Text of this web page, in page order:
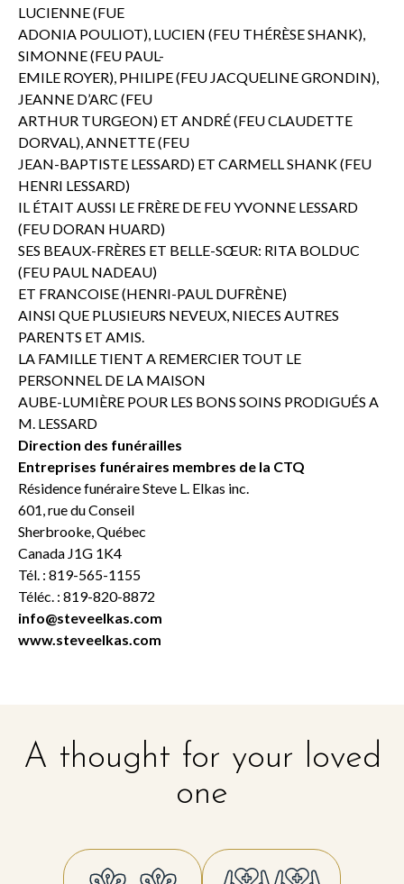
LUCIENNE (FUE
ADONIA POULIOT), LUCIEN (FEU THÉRÈSE SHANK),
SIMONNE (FEU PAUL-
EMILE ROYER), PHILIPE (FEU JACQUELINE GRONDIN),
JEANNE D’ARC (FEU
ARTHUR TURGEON) ET ANDRÉ (FEU CLAUDETTE
DORVAL), ANNETTE (FEU
JEAN-BAPTISTE LESSARD) ET CARMELL SHANK (FEU
HENRI LESSARD)
IL ÉTAIT AUSSI LE FRÈRE DE FEU YVONNE LESSARD
(FEU DORAN HUARD)
SES BEAUX-FRÈRES ET BELLE-SŒUR: RITA BOLDUC
(FEU PAUL NADEAU)
ET FRANCOISE (HENRI-PAUL DUFRÈNE)
AINSI QUE PLUSIEURS NEVEUX, NIECES AUTRES
PARENTS ET AMIS.
LA FAMILLE TIENT A REMERCIER TOUT LE
PERSONNEL DE LA MAISON
AUBE-LUMIÈRE POUR LES BONS SOINS PRODIGUÉS A
M. LESSARD
Direction des funérailles
Entreprises funéraires membres de la CTQ
Résidence funéraire Steve L. Elkas inc.
601, rue du Conseil
Sherbrooke, Québec
Canada J1G 1K4
Tél. : 819-565-1155
Téléc. : 819-820-8872
info@steveelkas.com
www.steveelkas.com
A thought for your loved
one